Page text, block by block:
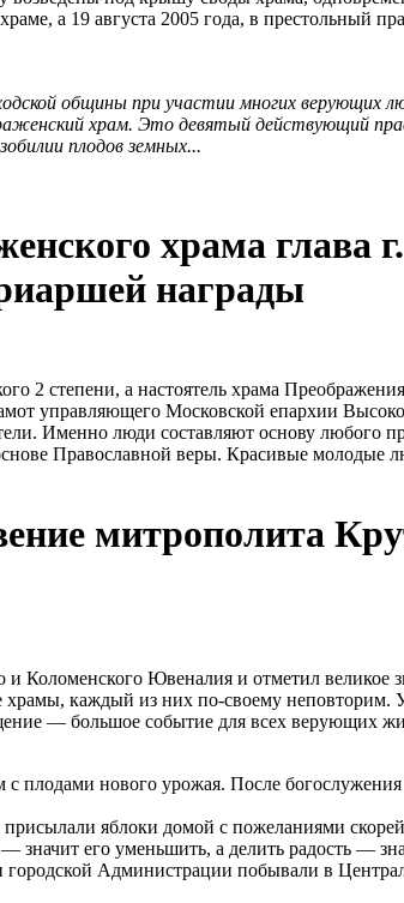
а 19 августа 2005 года, в престольный
общины при участии многих верующих
храм. Это девятый действующий
плодов земных...
храма глава г.
награды
2 степени, а настоятель храма
управляющего Московской епархии
Именно люди составляют основу любого
Православной веры. Красивые молодые
митрополита
Коломенского Ювеналия и отметил великое
храмы, каждый из них по-своему неповторим.
— большое событие для всех верующих
плодами нового урожая. После
яблоки домой с пожеланиями
его уменьшить, а делить радость —
Администрации побывали в